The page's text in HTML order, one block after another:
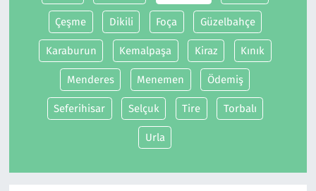
Çeşme Dikili Foça Güzelbahçe
Karaburun Kemalpaşa Kiraz Kınık
Menderes Menemen Ödemiş
Seferihisar Selçuk Tire Torbalı
Urla
Tekirdağ